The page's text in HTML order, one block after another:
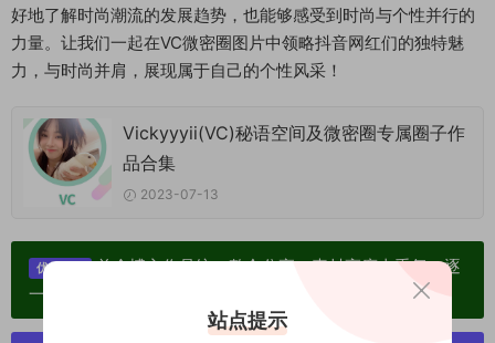
好地了解时尚潮流的发展趋势，也能够感受到时尚与个性并行的
力量。让我们一起在VC微密圈图片中领略抖音网红们的独特魅
力，与时尚并肩，展现属于自己的个性风采！
Vickyyyii(VC)秘语空间及微密圈专属圈子作
品合集
2023-07-13
优势：
单个博主作品统一整合分享、素材高度去重复、逐
一归档方便收藏！
站点提示